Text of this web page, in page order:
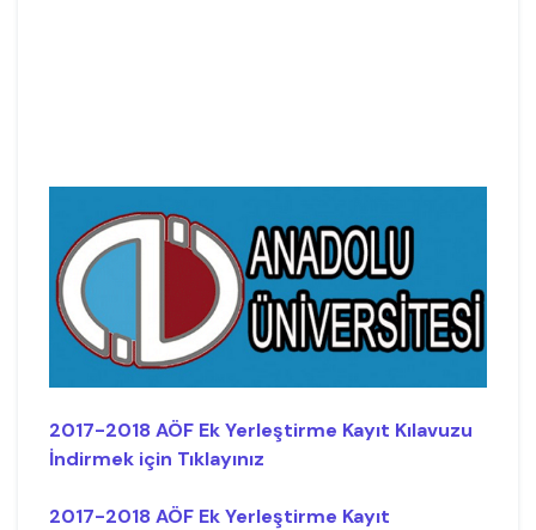
2017-2018 AÖF Ek Yerleştirme Kayıt Kılavuzu
İndirmek için Tıklayınız
2017-2018 AÖF Ek Yerleştirme Kayıt